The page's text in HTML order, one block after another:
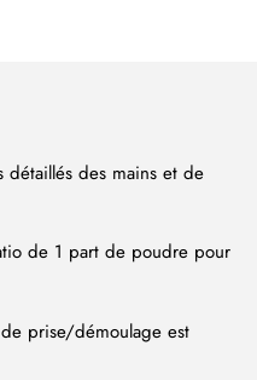
détaillés des mains et de
de 1 part de poudre pour
prise/démoulage est